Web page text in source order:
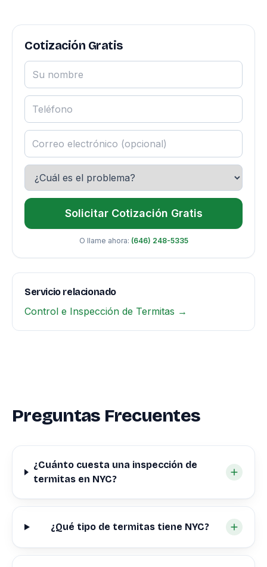
Cotización Gratis
Solicitar Cotización Gratis
O llame ahora: (646) 248-5335
Servicio relacionado
Control e Inspección de Termitas →
Preguntas Frecuentes
¿Cuánto cuesta una inspección de
termitas en NYC?
¿Qué tipo de termitas tiene NYC?